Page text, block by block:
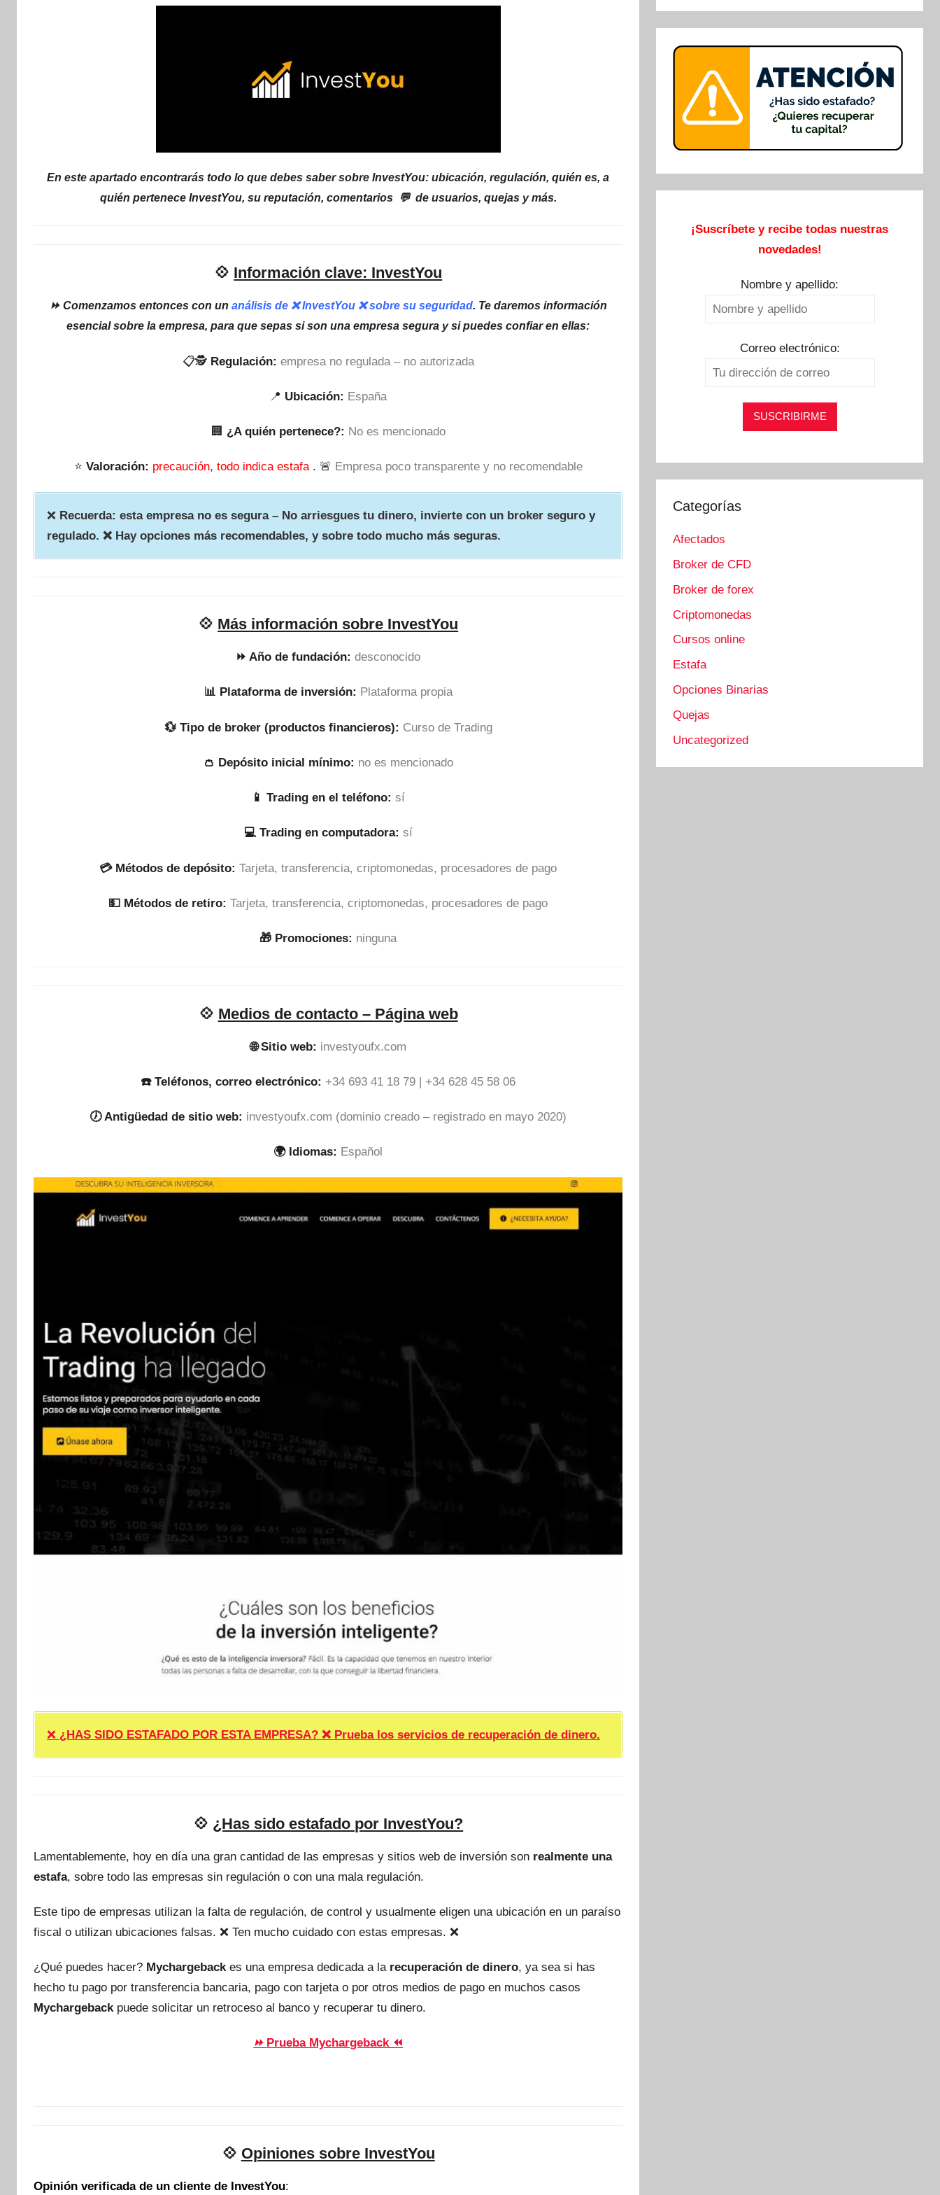
En este apartado encontrarás todo lo que debes saber sobre InvestYou: ubicación, regulación, quién es, a
quién pertenece InvestYou, su reputación, comentarios 💬 de usuarios, quejas y más.
💠 Información clave: InvestYou
⏩ Comenzamos entonces con un análisis de ❌ InvestYou ❌ sobre su seguridad. Te daremos información
esencial sobre la empresa, para que sepas si son una empresa segura y si puedes confiar en ellas:
📋🕵 Regulación: empresa no regulada – no autorizada
📍 Ubicación: España
🏢 ¿A quién pertenece?: No es mencionado
⭐ Valoración: precaución, todo indica estafa . 🚨 Empresa poco transparente y no recomendable
❌ Recuerda: esta empresa no es segura – No arriesgues tu dinero, invierte con un broker seguro y
regulado. ❌ Hay opciones más recomendables, y sobre todo mucho más seguras.
💠 Más información sobre InvestYou
⏩ Año de fundación: desconocido
📊 Plataforma de inversión: Plataforma propia
💱 Tipo de broker (productos financieros): Curso de Trading
👛 Depósito inicial mínimo: no es mencionado
📱 Trading en el teléfono: sí
💻 Trading en computadora: sí
💳 Métodos de depósito: Tarjeta, transferencia, criptomonedas, procesadores de pago
💵​ Métodos de retiro: Tarjeta, transferencia, criptomonedas, procesadores de pago
🎁 Promociones: ninguna
💠 Medios de contacto – Página web
🌐 Sitio web: investyoufx.com
☎️ Teléfonos, correo electrónico: +34 693 41 18 79 | +34 628 45 58 06
🕖 Antigüedad de sitio web: investyoufx.com (dominio creado – registrado en mayo 2020)
🌍 Idiomas: Español
❌ ¿HAS SIDO ESTAFADO POR ESTA EMPRESA? ❌ Prueba los servicios de recuperación de dinero.
💠 ¿Has sido estafado por InvestYou?
Lamentablemente, hoy en día una gran cantidad de las empresas y sitios web de inversión son realmente una
estafa, sobre todo las empresas sin regulación o con una mala regulación.
Este tipo de empresas utilizan la falta de regulación, de control y usualmente eligen una ubicación en un paraíso
fiscal o utilizan ubicaciones falsas. ❌ Ten mucho cuidado con estas empresas. ❌
¿Qué puedes hacer? Mychargebackes una empresa dedicada a la recuperación de dinero, ya sea si has
hecho tu pago por transferencia bancaria, pago con tarjeta o por otros medios de pago en muchos casos
Mychargebackpuede solicitar un retroceso al banco y recuperar tu dinero.
⏩ Prueba Mychargeback ⏪
💠 Opiniones sobre InvestYou
Opinión verificada de un cliente de InvestYou:
¡Suscríbete y recibe todas nuestras
novedades!
Nombre y apellido:
Correo electrónico:
Categorías
Afectados
Broker de CFD
Broker de forex
Criptomonedas
Cursos online
Estafa
Opciones Binarias
Quejas
Uncategorized